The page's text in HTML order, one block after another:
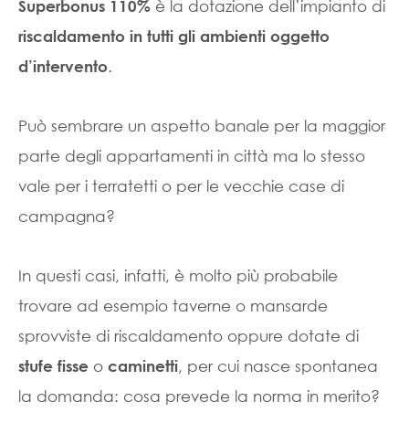
Superbonus 110% è la dotazione dell’impianto di
riscaldamento in tutti gli ambienti oggetto
d’intervento.
Può sembrare un aspetto banale per la maggior
parte degli appartamenti in città ma lo stesso
vale per i terratetti o per le vecchie case di
campagna?
In questi casi, infatti, è molto più probabile
trovare ad esempio taverne o mansarde
sprovviste di riscaldamento oppure dotate di
stufe fisse o caminetti, per cui nasce spontanea
la domanda: cosa prevede la norma in merito?